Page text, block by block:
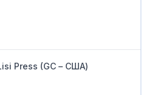
Press (GC – США)